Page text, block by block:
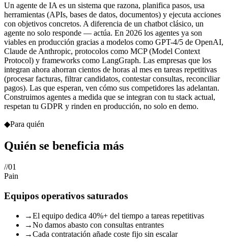
Un agente de IA es un sistema que razona, planifica pasos, usa
herramientas (APIs, bases de datos, documentos) y ejecuta acciones
con objetivos concretos. A diferencia de un chatbot clásico, un
agente no solo responde — actúa. En 2026 los agentes ya son
viables en producción gracias a modelos como GPT-4/5 de OpenAI,
Claude de Anthropic, protocolos como MCP (Model Context
Protocol) y frameworks como LangGraph. Las empresas que los
integran ahora ahorran cientos de horas al mes en tareas repetitivas
(procesar facturas, filtrar candidatos, contestar consultas, reconciliar
pagos). Las que esperan, ven cómo sus competidores las adelantan.
Construimos agentes a medida que se integran con tu stack actual,
respetan tu GDPR y rinden en producción, no solo en demo.
◆Para quién
Quién se beneficia más
//01
Pain
Equipos operativos saturados
→El equipo dedica 40%+ del tiempo a tareas repetitivas
→No damos abasto con consultas entrantes
→Cada contratación añade coste fijo sin escalar